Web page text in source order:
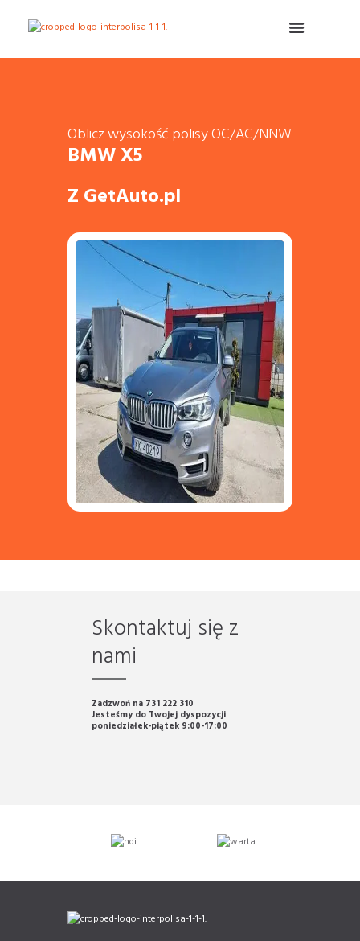
Oblicz wysokość polisy OC/AC/NNW
BMW X5
Z GetAuto.pl
Skontaktuj się z
nami
Zadzwoń na 731 222 310
Jesteśmy do Twojej dyspozycji
poniedziałek-piątek 9:00-17:00